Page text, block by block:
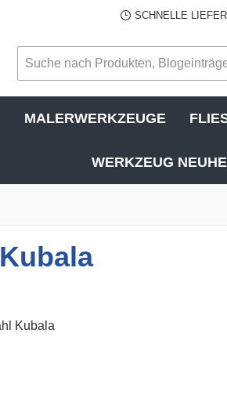
SCHNELLE
MALERWERKZEUGE
WERKZEUG